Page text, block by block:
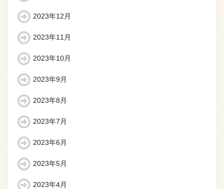
2023年12月
2023年11月
2023年10月
2023年9月
2023年8月
2023年7月
2023年6月
2023年5月
2023年4月